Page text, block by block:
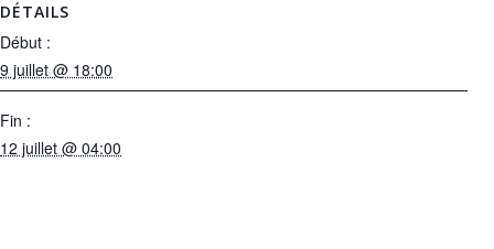
DÉTAILS
Début :
9 juillet @ 18:00
Fin :
12 juillet @ 04:00